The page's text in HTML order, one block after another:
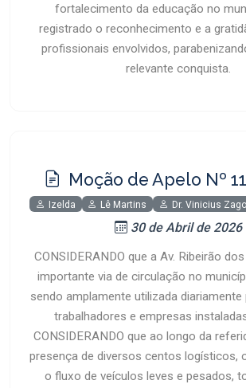
fortalecimento da educação no
registrado o reconhecimento e a
profissionais envolvidos,
relevante conquista.
Moção de Apelo Nº
Izelda Lê Martins Dr. Vinicius Zago
30 de Abril de 2026
CONSIDERANDO que a Av. Ribeirão
importante via de circulação no
sendo amplamente utilizada
trabalhadores e empresas
CONSIDERANDO que ao longo da
presença de diversos centos logísticos,
o fluxo de veículos leves e pesados,